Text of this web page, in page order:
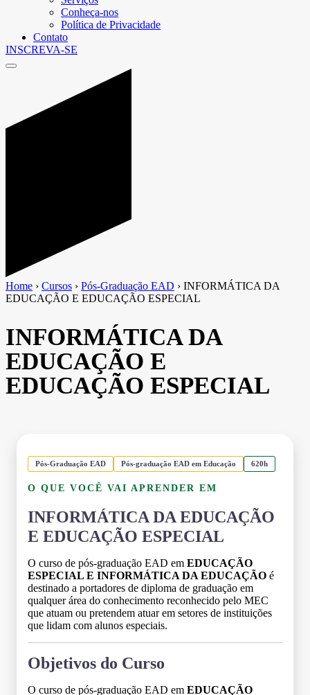
Conheça-nos
Política de Privacidade
Contato
INSCREVA-SE
Home › Cursos › Pós-Graduação EAD › INFORMÁTICA DA
EDUCAÇÃO E EDUCAÇÃO ESPECIAL
INFORMÁTICA DA
EDUCAÇÃO E
EDUCAÇÃO ESPECIAL
Pós-Graduação EAD Pós-graduação EAD em Educação 620h
O QUE VOCÊ VAI APRENDER EM
INFORMÁTICA DA EDUCAÇÃO
E EDUCAÇÃO ESPECIAL
O curso de pós-graduação EAD em EDUCAÇÃO
ESPECIAL E INFORMÁTICA DA EDUCAÇÃO é
destinado a portadores de diploma de graduação em
qualquer área do conhecimento reconhecido pelo MEC
que atuam ou pretendem atuar em setores de instituições
que lidam com alunos especiais.
Objetivos do Curso
O curso de pós-graduação EAD em EDUCAÇÃO